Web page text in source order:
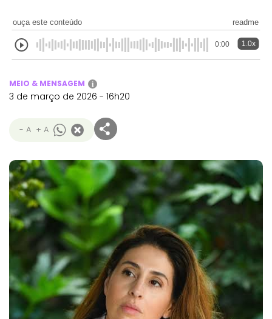
ouça este conteúdo readme
0:00 1.0x
MEIO & MENSAGEM i
3 de março de 2026 - 16h20
- A + A